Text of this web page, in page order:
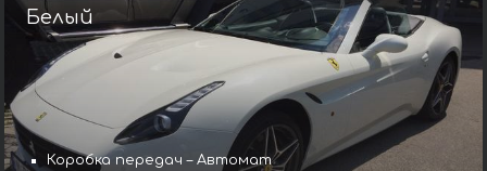
Белый
Коробка передач – Автомат